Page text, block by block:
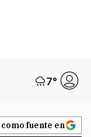
7°
fuente en